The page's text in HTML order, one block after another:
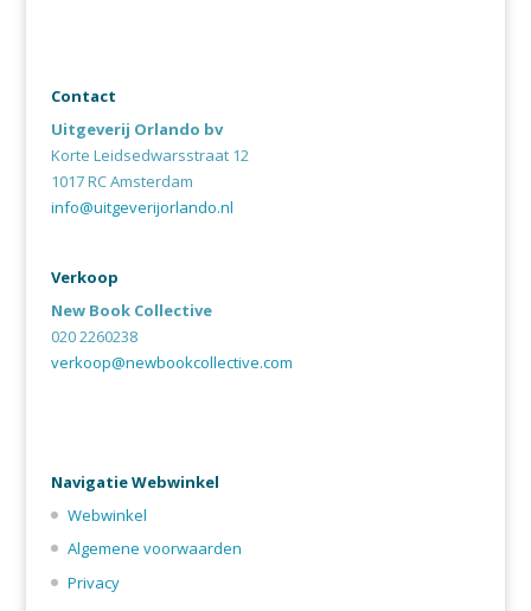
Contact
Uitgeverij Orlando bv
Korte Leidsedwarsstraat 12
1017 RC Amsterdam
info@uitgeverijorlando.nl
Verkoop
New Book Collective
020 2260238
verkoop@newbookcollective.com
Navigatie Webwinkel
Webwinkel
Algemene voorwaarden
Privacy